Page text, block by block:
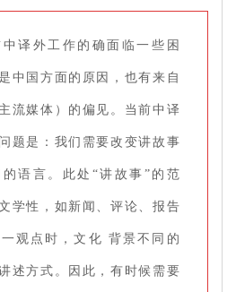
译外工作的确面临一些困
中国方面的原因，也有来自
流媒体）的偏见。当前中译
题是：我们需要改变讲故事
语言。此处“讲故事”的范
学性，如新闻、评论、报告
观点时，文化 背景不同的
述方式。因此，有时候需要